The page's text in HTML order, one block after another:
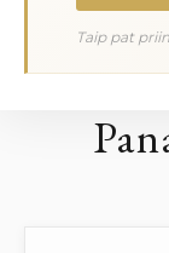
Taip pat